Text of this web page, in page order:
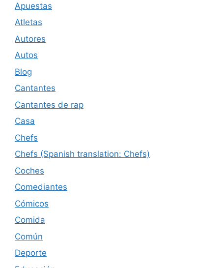
Apuestas
Atletas
Autores
Autos
Blog
Cantantes
Cantantes de rap
Casa
Chefs
Chefs (Spanish translation: Chefs)
Coches
Comediantes
Cómicos
Comida
Común
Deporte